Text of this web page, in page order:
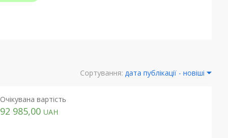
Сортування: дата публікації - новіші
Очікувана вартість
92 985,00 UAH